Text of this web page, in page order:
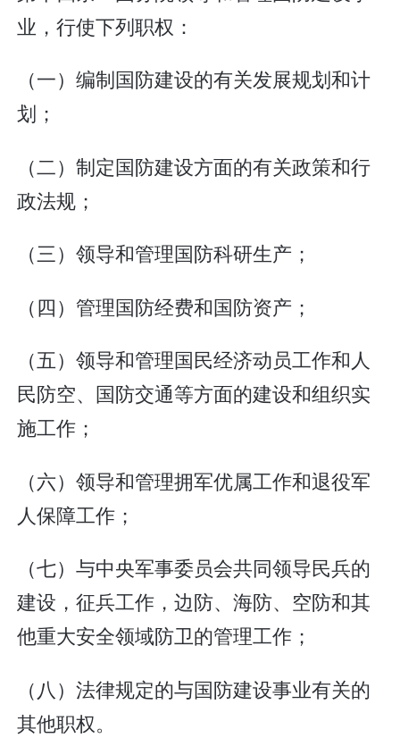
业，行使下列职权：
（一）编制国防建设的有关发展规划和计
划；
（二）制定国防建设方面的有关政策和行
政法规；
（三）领导和管理国防科研生产；
（四）管理国防经费和国防资产；
（五）领导和管理国民经济动员工作和人
民防空、国防交通等方面的建设和组织实
施工作；
（六）领导和管理拥军优属工作和退役军
人保障工作；
（七）与中央军事委员会共同领导民兵的
建设，征兵工作，边防、海防、空防和其
他重大安全领域防卫的管理工作；
（八）法律规定的与国防建设事业有关的
其他职权。